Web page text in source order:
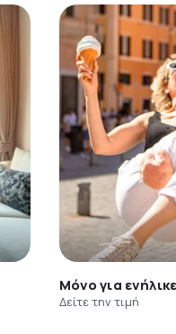
Μόνο για
Δείτε την τιμή